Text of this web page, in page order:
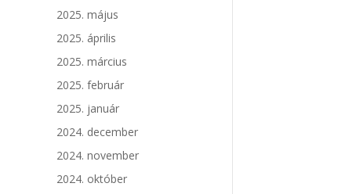
2025. május
2025. április
2025. március
2025. február
2025. január
2024. december
2024. november
2024. október